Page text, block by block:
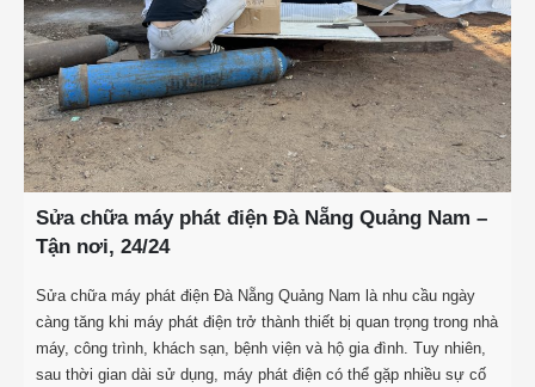
Sửa chữa máy phát điện Đà Nẵng Quảng Nam –
Tận nơi, 24/24
Sửa chữa máy phát điện Đà Nẵng Quảng Nam là nhu cầu ngày
càng tăng khi máy phát điện trở thành thiết bị quan trọng trong nhà
máy, công trình, khách sạn, bệnh viện và hộ gia đình. Tuy nhiên,
sau thời gian dài sử dụng, máy phát điện có thể gặp nhiều sự cố